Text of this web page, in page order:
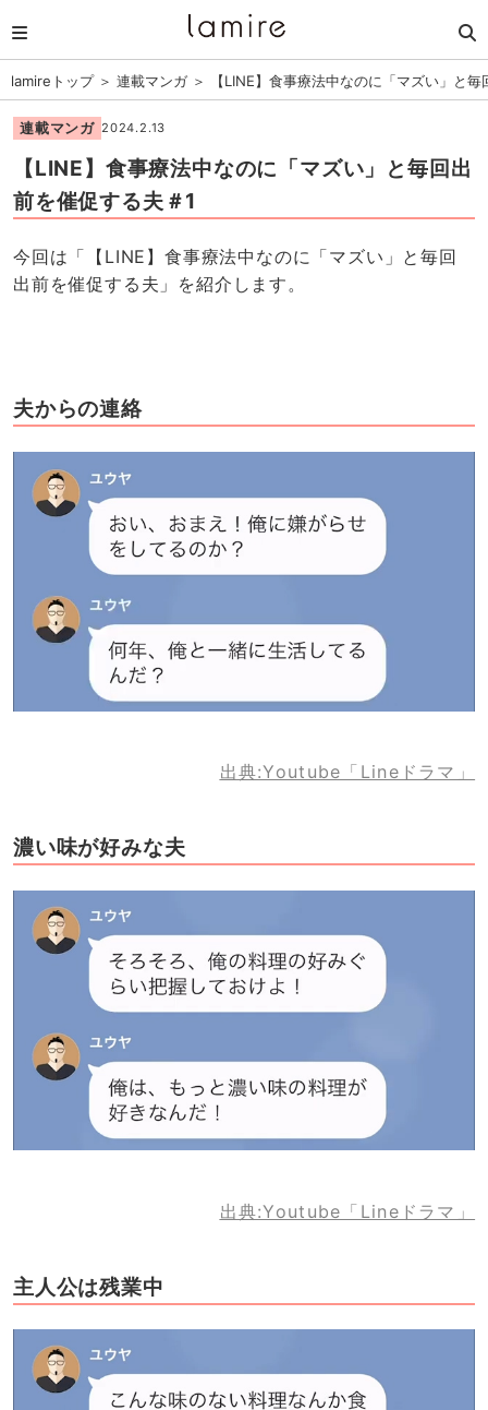
lamireトップ＞ 連載マンガ＞ 【LINE】食事療法中なのに「マズい」と
連載マンガ 2024.2.13
【LINE】食事療法中なのに「マズい」と毎回出
前を催促する夫＃1
今回は「【LINE】食事療法中なのに「マズい」と毎回
出前を催促する夫」を紹介します。
夫からの連絡
出典:Youtube「Lineドラマ」
濃い味が好みな夫
出典:Youtube「Lineドラマ」
主人公は残業中